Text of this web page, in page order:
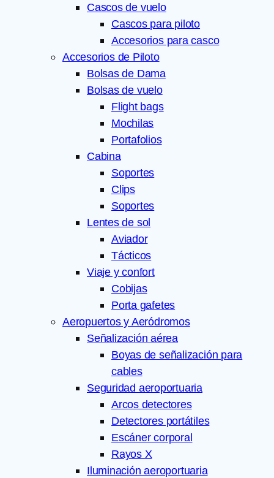
Cascos de vuelo
Cascos para piloto
Accesorios para casco
Accesorios de Piloto
Bolsas de Dama
Bolsas de vuelo
Flight bags
Mochilas
Portafolios
Cabina
Soportes
Clips
Soportes
Lentes de sol
Aviador
Tácticos
Viaje y confort
Cobijas
Porta gafetes
Aeropuertos y Aeródromos
Señalización aérea
Boyas de señalización para
cables
Seguridad aeroportuaria
Arcos detectores
Detectores portátiles
Escáner corporal
Rayos X
Iluminación aeroportuaria